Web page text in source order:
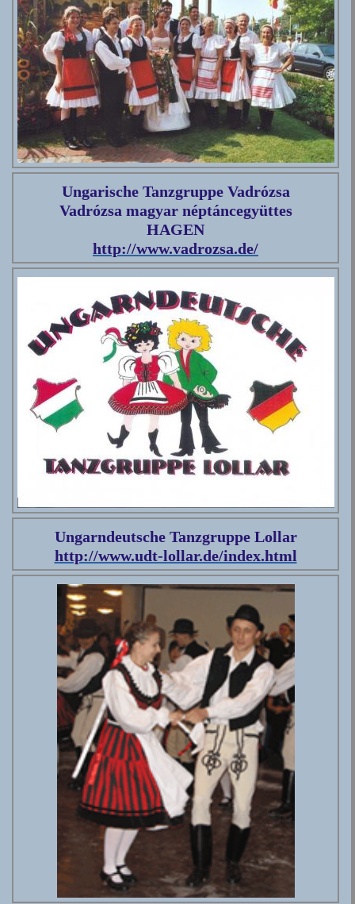
Ungarische Tanzgruppe Vadrózsa
Vadrózsa magyar néptáncegyüttes
HAGEN
http://www.vadrozsa.de/
Ungarndeutsche Tanzgruppe Lollar
http://www.udt-lollar.de/index.html